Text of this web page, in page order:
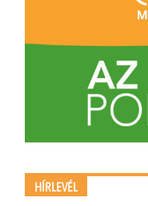
HÍRLEVÉL